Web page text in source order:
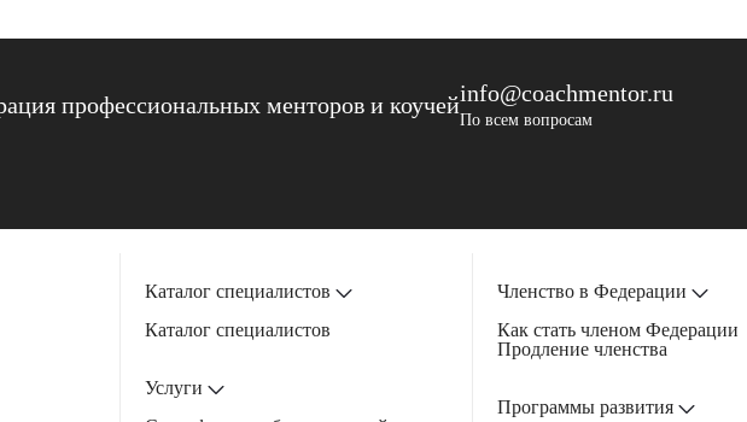
профессиональных менторов и коучейinfo@coachmentor.ru
По всем вопросам
Каталог специалистов
Каталог специалистов
Услуги
Членство в Федерации
Как стать членом Федерации
Продление членства
Программы развития